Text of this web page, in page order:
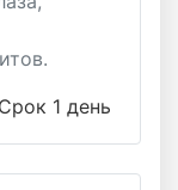
Срок 1 день